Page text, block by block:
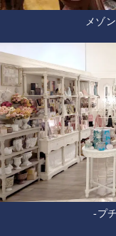
メゾ
-プ